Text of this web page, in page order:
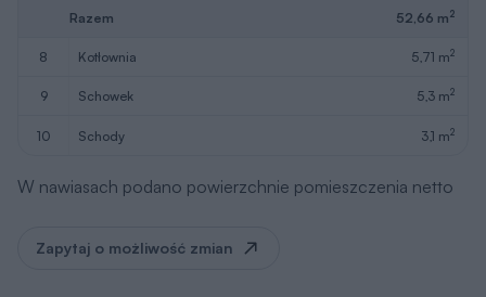
Razem 52,66 m2
8 kotłownia 5,71 m2
9 schowek 5,3 m2
10 schody 3,1 m2
W nawiasach podano powierzchnie pomieszczenia netto
Zapytaj o możliwość zmian